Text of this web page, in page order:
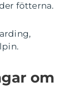
fötterna.
om